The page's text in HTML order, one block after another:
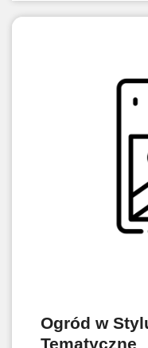
Ogród w
Tematyczne